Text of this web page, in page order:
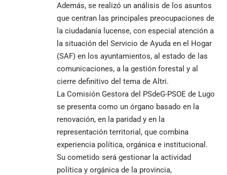
Además, se realizó un análisis de los asuntos
que centran las principales preocupaciones de
la ciudadanía lucense, con especial atención a
la situación del Servicio de Ayuda en el Hogar
(SAF) en los ayuntamientos, al estado de las
comunicaciones, a la gestión forestal y al
cierre definitivo del tema de Altri.
La Comisión Gestora del PSdeG-PSOE de Lugo
se presenta como un órgano basado en la
renovación, en la paridad y en la
representación territorial, que combina
experiencia política, orgánica e institucional.
Su cometido será gestionar la actividad
política y orgánica de la provincia,